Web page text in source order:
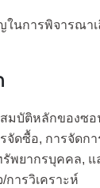
นการพิจารณาเ
มบัติหลักของซอ
จัดซื้อ, การจัดก
รัพยากรบุคคล,
ารวิเคราะห์